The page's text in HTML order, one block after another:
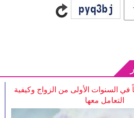
في السنوات الأولى من الزواج وكيفية
التعامل معها